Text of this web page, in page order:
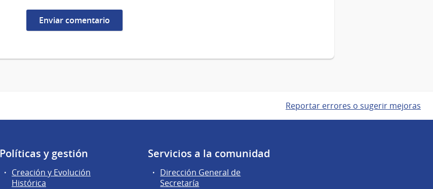
Reportar errores o sugerir mejoras
Políticas y gestión
Creación y Evolución
Histórica
Servicios a la comunidad
Dirección General de
Secretaría